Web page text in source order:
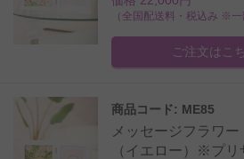
（全国配送料・税込み ※一
ご注文はこ
商品コード: ME85
メッセージフラワ
（イエロー）※プリ